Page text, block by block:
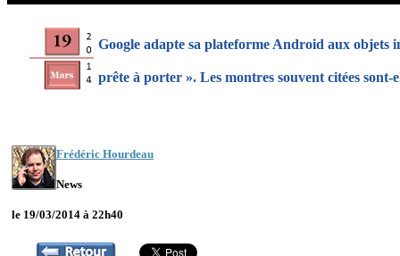
Google adapte sa plateforme Android aux
prête à porter ». Les montres souvent citées sont-
Frédéric Hourdeau
News
le 19/03/2014 à 22h40